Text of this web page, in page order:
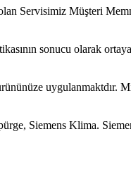
Servisimiz Müşteri
sonucu olarak
uygulanmaktdır.
Siemens Klima.